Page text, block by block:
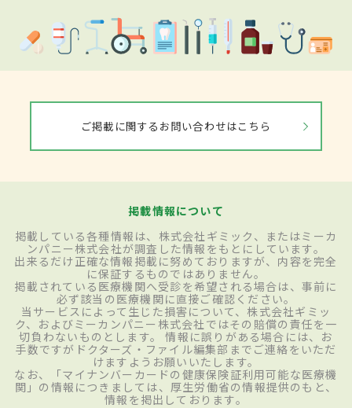
ご掲載に関するお問い合わせはこちら
掲載情報について
掲載している各種情報は、株式会社ギミック、またはミーカ
ンパニー株式会社が調査した情報をもとにしています。
出来るだけ正確な情報掲載に努めておりますが、内容を完全
に保証するものではありません。
掲載されている医療機関へ受診を希望される場合は、事前に
必ず該当の医療機関に直接ご確認ください。
当サービスによって生じた損害について、株式会社ギミッ
ク、およびミーカンパニー株式会社ではその賠償の責任を一
切負わないものとします。 情報に誤りがある場合には、お
手数ですがドクターズ・ファイル編集部までご連絡をいただ
けますようお願いいたします。
なお、「マイナンバーカードの健康保険証利用可能な医療機
関」の情報につきましては、厚生労働省の情報提供のもと、
情報を掲出しております。